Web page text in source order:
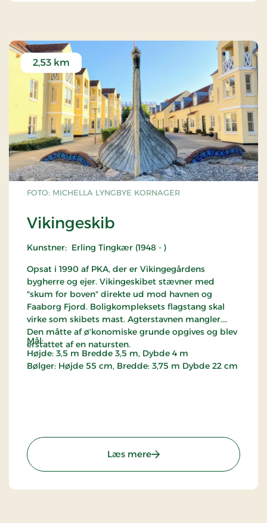
FOTO: MICHELLA LYNGBYE KORNAGER
Vikingeskib
2,53 km
Kunstner: Erling Tingkær (1948 - )
Opsat i 1990 af PKA, der er Vikingegårdens
bygherre og ejer. Vikingeskibet stævner med
"skum for boven" direkte ud mod havnen og
Faaborg Fjord. Boligkompleksets flagstang skal
virke som skibets mast. Agterstavnen mangler.
Den måtte af ø'konomiske grunde opgives og blev
erstattet af en natursten.
Mål:
Højde: 3,5 m Bredde 3,5 m, Dybde 4 m
Bølger: Højde 55 cm, Bredde: 3,75 m Dybde 22 cm
Læs mere: Vikingeskib